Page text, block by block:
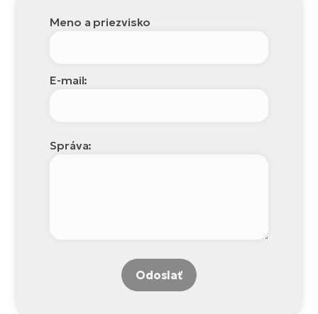
Meno a priezvisko
E-mail:
Správa:
Odoslať